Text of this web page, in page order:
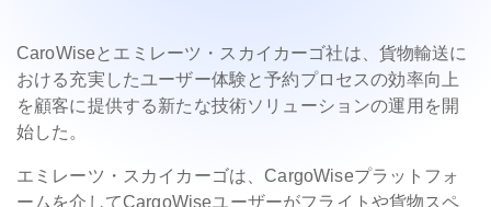
CaroWiseとエミレーツ・スカイカーゴ社は、貨物輸送に
おける充実したユーザー体験と予約プロセスの効率向上
を顧客に提供する新たな技術ソリューションの運用を開
始した。
エミレーツ・スカイカーゴは、CargoWiseプラットフォ
ームを介してCargoWiseユーザーがフライトや貨物スペ